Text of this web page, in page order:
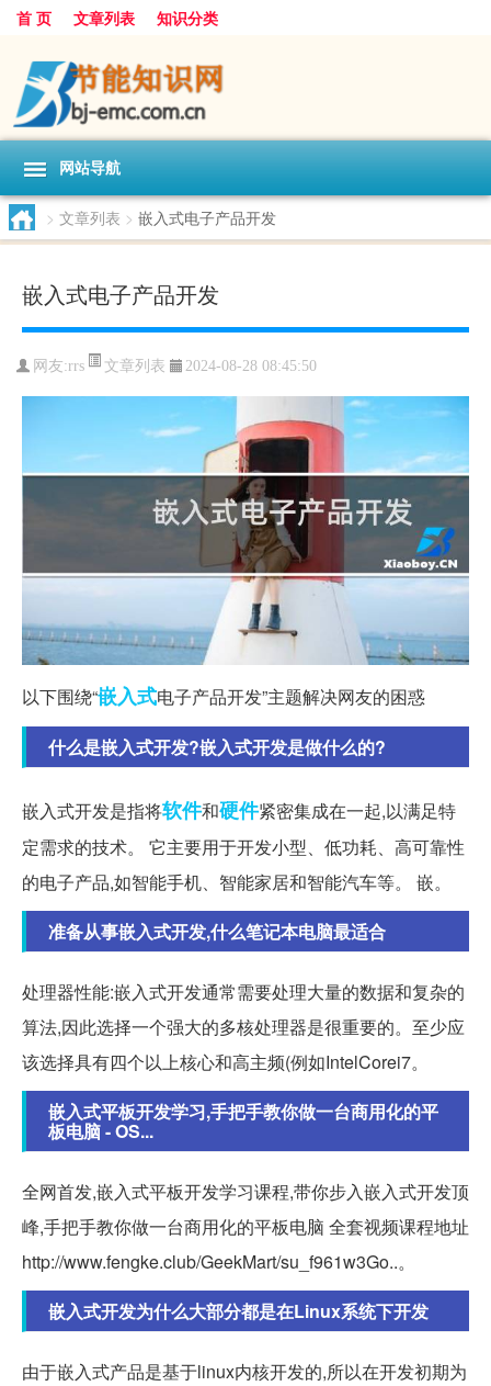
首 页 文章列表 知识分类
网站导航
> 文章列表 > 嵌入式电子产品开发
嵌入式电子产品开发
网友:rrs 文章列表 2024-08-28 08:45:50
以下围绕“嵌入式电子产品开发”主题解决网友的困惑
什么是嵌入式开发?嵌入式开发是做什么的?
嵌入式开发是指将软件和硬件紧密集成在一起,以满足特
定需求的技术。 它主要用于开发小型、低功耗、高可靠性
的电子产品,如智能手机、智能家居和智能汽车等。 嵌。
准备从事嵌入式开发,什么笔记本电脑最适合
处理器性能:嵌入式开发通常需要处理大量的数据和复杂的
算法,因此选择一个强大的多核处理器是很重要的。至少应
该选择具有四个以上核心和高主频(例如IntelCorei7。
嵌入式平板开发学习,手把手教你做一台商用化的平
板电脑 - OS...
全网首发,嵌入式平板开发学习课程,带你步入嵌入式开发顶
峰,手把手教你做一台商用化的平板电脑 全套视频课程地址
http://www.fengke.club/GeekMart/su_f961w3Go..。
嵌入式开发为什么大部分都是在Linux系统下开发
由于嵌入式产品是基于linux内核开发的,所以在开发初期为